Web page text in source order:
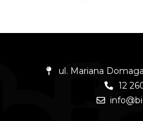
ul. Mariana
12